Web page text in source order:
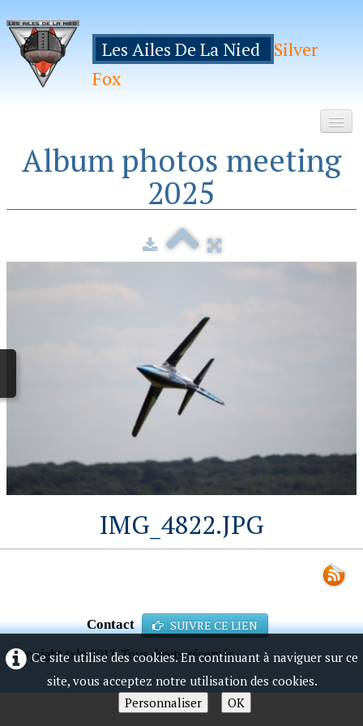
Les Ailes De La Nied
Silver
Fox
Accueil
Album photos meeting
2025
IMG_4822.JPG
Contact SUIVRE CE LIEN
Copyright (xk) 2013. Tous droits réservés.
Ce site utilise des cookies. En continuant à naviguer sur ce
site, vous acceptez notre utilisation des cookies.
Personnaliser
OK